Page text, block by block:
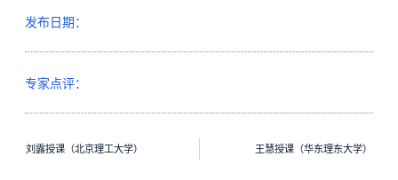
发布日期：
专家点评：
刘露授课（北京理工大学） 王慧授课（华东理东大学）